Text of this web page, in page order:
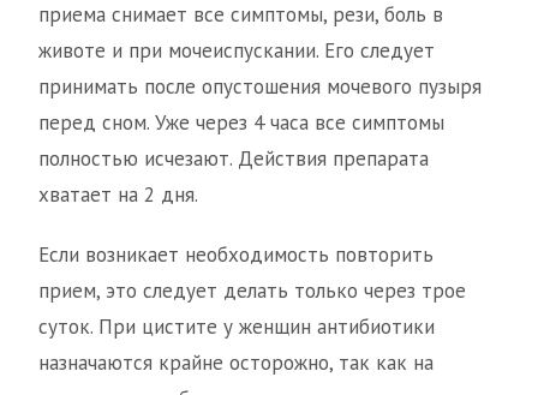
приема снимает все симптомы, рези, боль в
животе и при мочеиспускании. Его следует
принимать после опустошения мочевого пузыря
перед сном. Уже через 4 часа все симптомы
полностью исчезают. Действия препарата
хватает на 2 дня.
Если возникает необходимость повторить
прием, это следует делать только через трое
суток. При цистите у женщин антибиотики
назначаются крайне осторожно, так как на